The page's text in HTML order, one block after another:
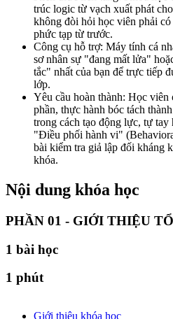
trúc logic từ vạch xuất phát
không đòi hỏi học viên phải
phức tạp từ trước.
Công cụ hỗ trợ: Máy tính cá
sơ nhân sự "đang mất lửa"
tắc" nhất của bạn để trực tiếp
lớp.
Yêu cầu hoàn thành: Học viên
phần, thực hành bóc tách
trong cách tạo động lực, tự tay
"Điều phối hành vi"
bài kiểm tra giả lập đối kháng
khóa.
Nội dung khóa học
PHẦN 01 - GIỚI THIỆU
1 bài học
1 phút
Giới thiệu khóa học